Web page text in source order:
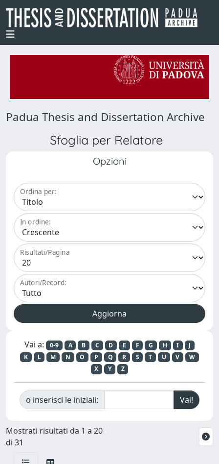
Padua Thesis and Dissertation Archive
Sfoglia per Relatore
Opzioni
Ordina per:
In ordine:
Risultati/Pagina
Autori/Record:
Vai a: 0-9 A B C D E F G H I
J
K
L M N O P Q R S T U V
W
X
Y Z
o inserisci le iniziali:
Mostrati risultati da 1 a 20
di 31